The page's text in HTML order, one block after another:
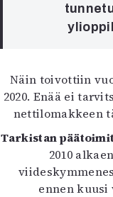
Näin toivottiin
2020. Enää ei
nettilomakkeen
Tarkistan
2010
ennen